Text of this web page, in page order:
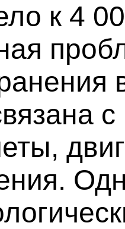
к 4